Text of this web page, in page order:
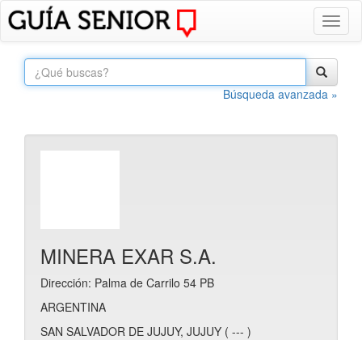
Búsqueda avanzada »
MINERA EXAR S.A.
Dirección: Palma de Carrilo 54 PB
ARGENTINA
SAN SALVADOR DE JUJUY, JUJUY ( --- )